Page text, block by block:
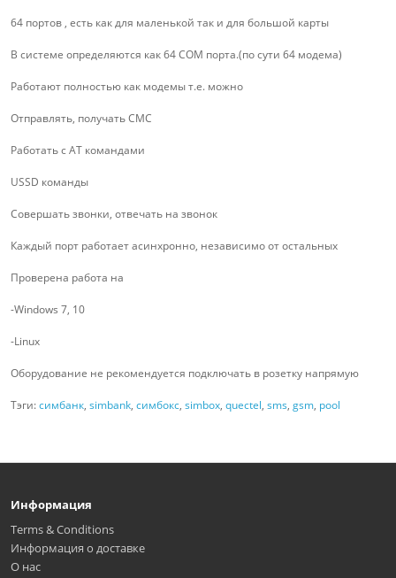
64 портов , есть как для маленькой так и для большой карты
В системе определяются как 64 COM порта.(по сути 64 модема)
Работают полностью как модемы т.е. можно
Отправлять, получать СМС
Работать с АТ командами
USSD команды
Совершать звонки, отвечать на звонок
Каждый порт работает асинхронно, независимо от остальных
Проверена работа на
-Windows 7, 10
-Linux
Оборудование не рекомендуется подключать в розетку напрямую
Тэги:симбанк, simbank, симбокс, simbox, quectel, sms, gsm, pool
Информация
Terms & Conditions
Информация о доставке
О нас